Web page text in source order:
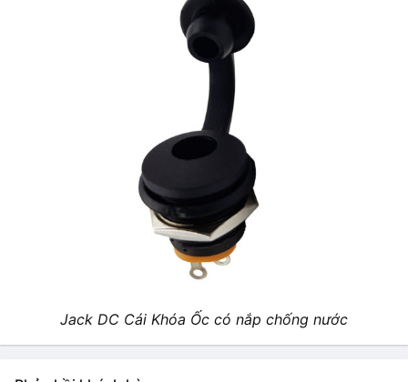
Jack DC Cái Khóa Ốc có nắp chống nước